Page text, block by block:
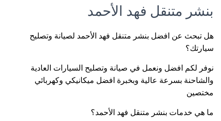
بنشر متنقل فهد الأحمد
هل تبحث عن افضل بنشر متنقل فهد الأحمد لصيانة وتصليح
سيارتك؟
نوفر لكم افضل ونعمل في صيانة وتصليح السيارات العادية
والشاحنة بسرعة عالية وبخبرة افضل ميكانيكي وكهربائي
مختصين
ما هي خدمات بنشر متنقل فهد الأحمد؟